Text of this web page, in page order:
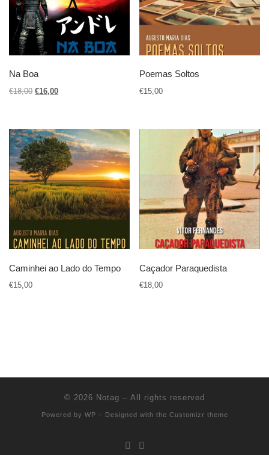
Na Boa
€18,00 O preço original era: €18,00.
€16,00O preço atual é: €16,00.
Poemas Soltos
€15,00
Caminhei ao Lado do Tempo
€15,00
Caçador Paraquedista
€18,00
© 2026 Notag – All rights reserved
Powered by WP – Designed with the Customizr theme